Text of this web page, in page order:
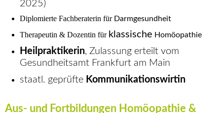
2025)
Diplomierte Fachberaterin für Darmgesundheit
Therapeutin & Dozentin für klassische Homöopathie
Heilpraktikerin, Zulassung erteilt vom
Gesundheitsamt Frankfurt am Main
staatl. geprüfte Kommunikationswirtin
Aus- und Fortbildungen Homöopathie &